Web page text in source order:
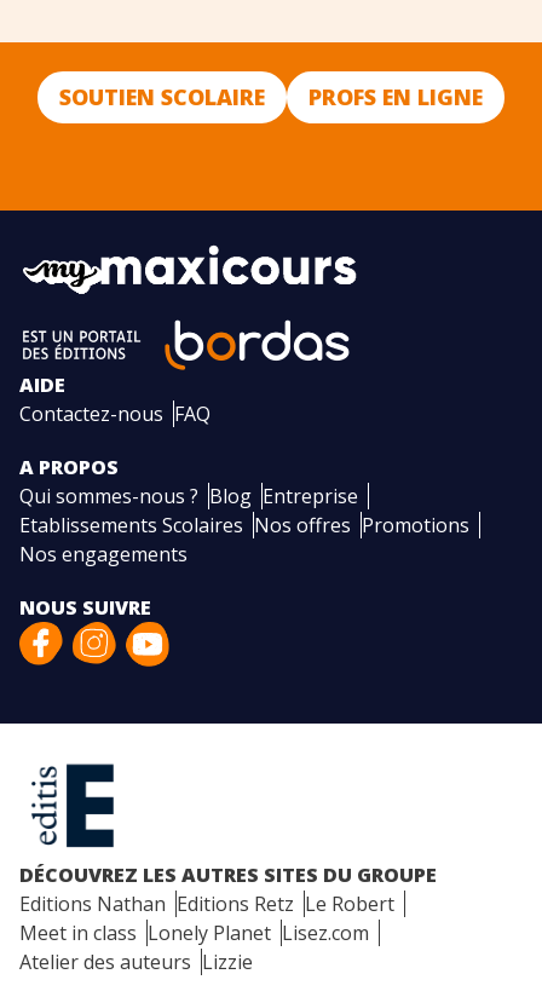
SOUTIEN SCOLAIRE PROFS EN LIGNE
AIDE
Contactez-nous FAQ
A PROPOS
Qui sommes-nous ? Blog Entreprise
Etablissements Scolaires Nos offres Promotions
Nos engagements
NOUS SUIVRE
DÉCOUVREZ LES AUTRES SITES DU GROUPE
Editions Nathan Editions Retz Le Robert
Meet in class Lonely Planet Lisez.com
Atelier des auteurs Lizzie